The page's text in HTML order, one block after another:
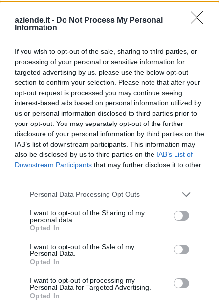
aziende.it - Do Not Process My Personal
Information
If you wish to opt-out of the sale, sharing to third parties, or
processing of your personal or sensitive information for
targeted advertising by us, please use the below opt-out
section to confirm your selection. Please note that after your
opt-out request is processed you may continue seeing
interest-based ads based on personal information utilized by
us or personal information disclosed to third parties prior to
your opt-out. You may separately opt-out of the further
disclosure of your personal information by third parties on the
IAB’s list of downstream participants. This information may
also be disclosed by us to third parties on the IAB’s List of
Downstream Participants that may further disclose it to other
Personal Data Processing Opt Outs
I want to opt-out of the Sharing of my
personal data.
Opted In
I want to opt-out of the Sale of my
Personal Data.
Opted In
I want to opt-out of processing my
Personal Data for Targeted Advertising.
Opted In
Dove si trova
Indirizzo: Via Peveragno 128/a, 12012
Comune: Boves
Provincia:Cuneo
Regione:Piemonte
Documenti più richiesti